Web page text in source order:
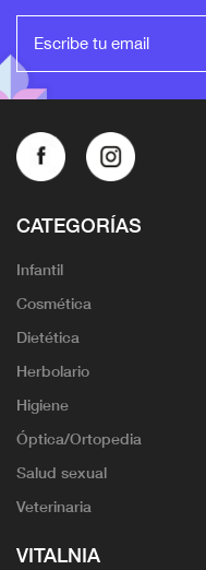
CATEGORÍAS
Infantil
Cosmética
Dietética
Herbolario
Higiene
Óptica/Ortopedia
Salud sexual
Veterinaria
VITALNIA